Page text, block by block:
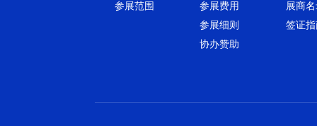
参展范围
参展费用
参展细则
协办赞助
展商
签证